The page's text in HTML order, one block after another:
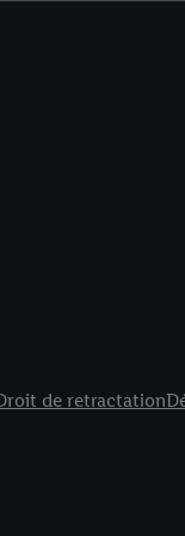
de retractation